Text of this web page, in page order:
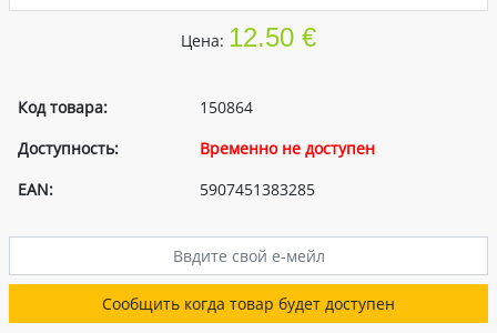
Цена: 12.50 €
Код товара:
150864
Доступность:
Временно не доступен
EAN:
5907451383285
Сообщить когда товар будет доступен